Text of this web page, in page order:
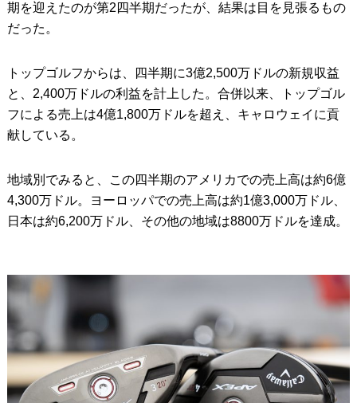
期を迎えたのが第2四半期だったが、結果は目を見張るもの
だった。
トップゴルフからは、四半期に3億2,500万ドルの新規収益
と、2,400万ドルの利益を計上した。合併以来、トップゴル
フによる売上は4億1,800万ドルを超え、キャロウェイに貢
献している。
地域別でみると、この四半期のアメリカでの売上高は約6億
4,300万ドル。ヨーロッパでの売上高は約1億3,000万ドル、
日本は約6,200万ドル、その他の地域は8800万ドルを達成。